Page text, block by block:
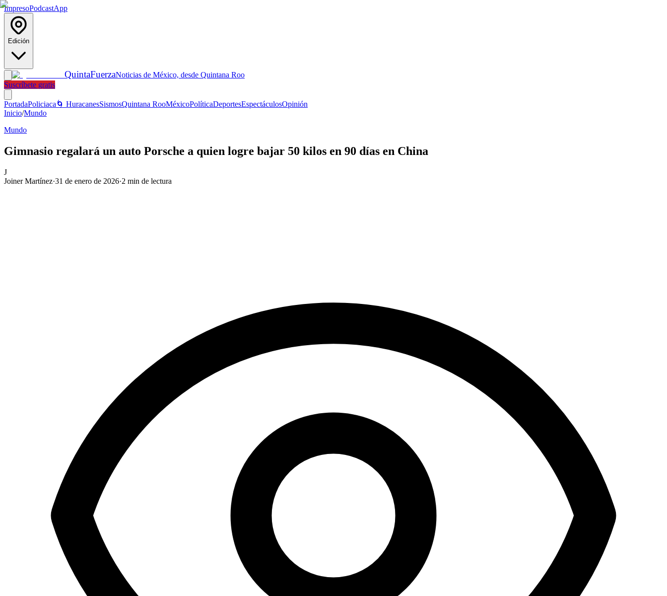
ImpresoPodcastApp
Edición
QuintaFuerzaNoticias de México, desde Quintana Roo
Suscríbete gratis
PortadaPoliciaca 🌀 HuracanesSismosQuintana RooMéxicoPolíticaDeportesEspectáculosOpinión
Inicio/Mundo
Mundo
Gimnasio regalará un auto Porsche a quien logre bajar 50 kilos en 90 días en China
J
Joiner Martínez·31 de enero de 2026·2 min de lectura